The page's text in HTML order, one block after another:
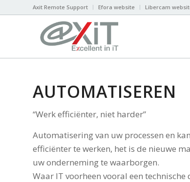
Axit Remote Support Efora website Libercam
AUTOMATISEREN
“Werk efficiënter, niet harder”
Automatisering van uw processen en
efficiënter te werken, het is de nieuwe
uw onderneming te waarborgen.
Waar IT voorheen vooral een